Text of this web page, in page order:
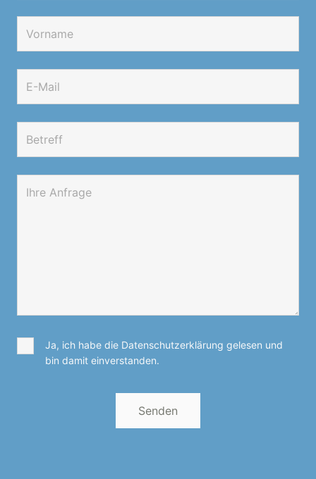
Ja, ich habe die Datenschutzerklärung gelesen und
bin damit einverstanden.